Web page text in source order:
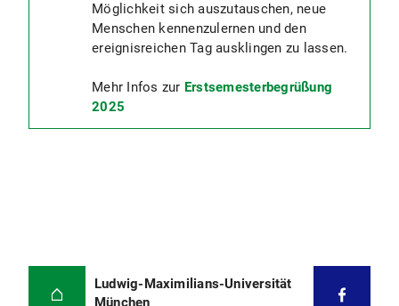
Möglichkeit sich auszutauschen, neue
Menschen kennenzulernen und den
ereignisreichen Tag ausklingen zu lassen.
Mehr Infos zur Erstsemesterbegrüßung
2025
Ludwig-Maximilians-Universität
München